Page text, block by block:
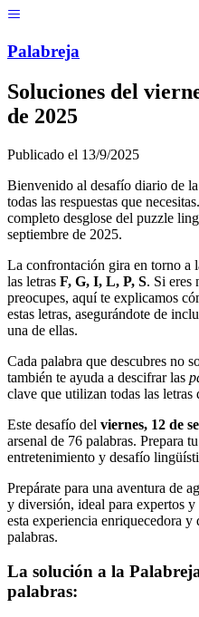
Palabreja
Soluciones del
de 2025
Publicado el 13/9/2025
Bienvenido al desafío diario de
todas las respuestas que
completo desglose del puzzle
septiembre de 2025.
La confrontación gira en torno a
las letras F, G, I, L, P, S. Si eres
preocupes, aquí te explicamos
estas letras, asegurándote de
una de ellas.
Cada palabra que descubres no
también te ayuda a descifrar las
clave que utilizan todas las letras
Este desafío del viernes, 12 de
arsenal de 76 palabras. Prepara
entretenimiento y desafío
Prepárate para una aventura de
y diversión, ideal para expertos
esta experiencia enriquecedora y
palabras.
La solución a la
palabras: